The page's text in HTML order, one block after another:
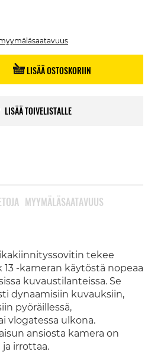
LISÄÄ OSTOSKORIIN
LISÄÄ TOIVELISTALLE
tekee
13 -kameran käytöstä nopeaa
kuvaustilanteissa. Se
dynaamisiin kuvauksiin,
pyöräillessä,
vlogatessa ulkona.
ansiosta kamera on
irrottaa.
MYYMÄLÄSAATAVUUS